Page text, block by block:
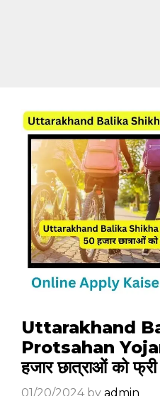
Uttarakhand
Protsahan
हजार छात्राओं को
01/20/2024 by admin